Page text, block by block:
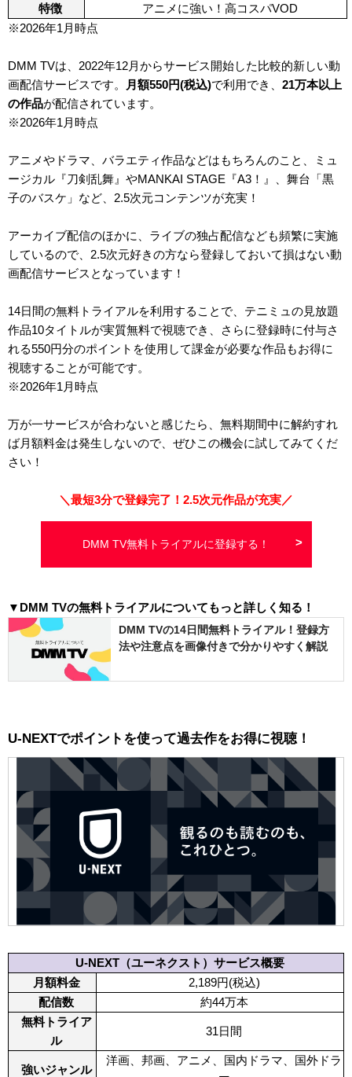
特徴
アニメに強い！高コスパVOD
※2026年1月時点
DMM TVは、2022年12月からサービス開始した比較的新しい動
画配信サービスです。
月額550円(税込)で利用でき、 21万本以上
の作品が配信されています。
※2026年1月時点
アニメやドラマ、バラエティ作品などはもちろんのこと、ミュ
ージカル『刀剣乱舞』やMANKAI STAGE『A3！』、舞台「黒
子のバスケ」など、2.5次元コンテンツが充実！
アーカイブ配信のほかに、ライブの独占配信なども頻繁に実施
しているので、2.5次元好きの方なら登録しておいて損はない動
画配信サービスとなっています！
14日間の無料トライアルを利用することで、テニミュの見放題
作品10タイトルが実質無料で視聴でき、さらに登録時に付与さ
れる550円分のポイントを使用して課金が必要な作品もお得に
視聴することが可能です。
※2026年1月時点
万が一サービスが合わないと感じたら、無料期間中に解約すれ
ば月額料金は発生しないので、ぜひこの機会に試してみてくだ
さい！
＼最短3分で登録完了！2.5次元作品が充実／
DMM TV無料トライアルに登録する！
▼DMM TVの無料トライアルについてもっと詳しく知る！
DMM TVの14日間無料トライアル！登録方
法や注意点を画像付きで分かりやすく解説
U-NEXTでポイントを使って過去作をお得に視聴！
U-NEXT（ユーネクスト）サービス概要
月額料金
2,189円(税込)
配信数
約44万本
無料トライア
ル
31日間
強いジャンル
洋画、邦画、アニメ、国内ドラマ、国外ドラ